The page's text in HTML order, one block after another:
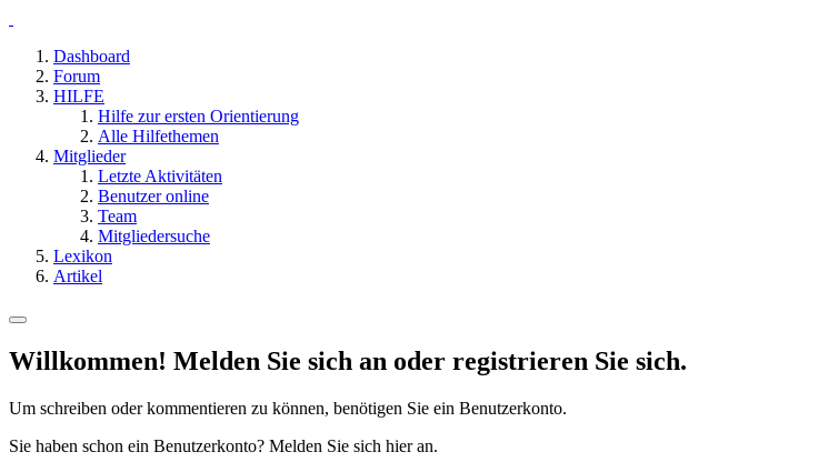
Dashboard
Forum
HILFE
Hilfe zur ersten Orientierung
Alle Hilfethemen
Mitglieder
Letzte Aktivitäten
Benutzer online
Team
Mitgliedersuche
Lexikon
Artikel
Willkommen! Melden Sie sich an oder registrieren Sie sich.
Um schreiben oder kommentieren zu können, benötigen Sie ein Benutzerkonto.
Sie haben schon ein Benutzerkonto? Melden Sie sich hier an.